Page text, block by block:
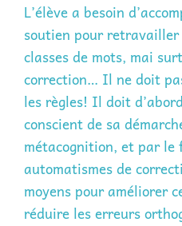
L’élève a besoin
soutien pour retravailler
classes de mots, mai
correction… Il ne doit
les règles! Il doit
conscient de sa
métacognition, et par le
automatismes de
moyens pour améliorer
réduire les erreurs